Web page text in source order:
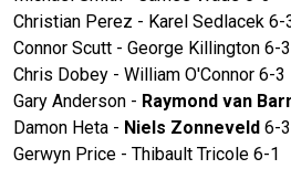
Christian Perez - Karel Sedlacek 6-
Connor Scutt - George Killington 6-3
Chris Dobey - William O'Connor 6-3
Gary Anderson - Raymond van
Damon Heta - Niels Zonneveld 6-3
Gerwyn Price - Thibault Tricole 6-1